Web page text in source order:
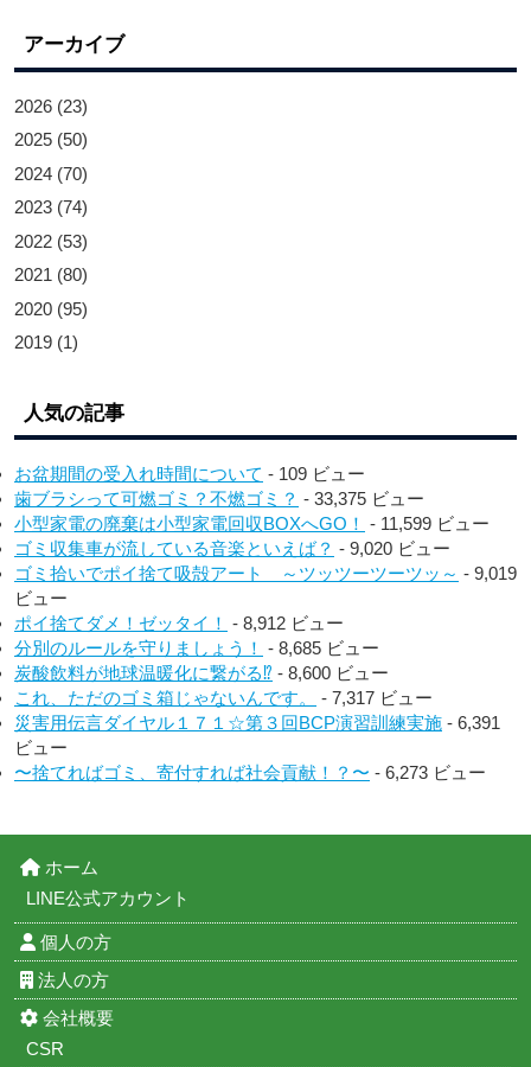
アーカイブ
2026 (23)
2025 (50)
2024 (70)
2023 (74)
2022 (53)
2021 (80)
2020 (95)
2019 (1)
人気の記事
お盆期間の受入れ時間について - 109 ビュー
歯ブラシって可燃ゴミ？不燃ゴミ？ - 33,375 ビュー
小型家電の廃棄は小型家電回収BOXへGO！ - 11,599 ビュー
ゴミ収集車が流している音楽といえば？ - 9,020 ビュー
ゴミ拾いでポイ捨て吸殻アート ～ツッツーツーツッ～ - 9,019
ビュー
ポイ捨てダメ！ゼッタイ！ - 8,912 ビュー
分別のルールを守りましょう！ - 8,685 ビュー
炭酸飲料が地球温暖化に繋がる⁉︎ - 8,600 ビュー
これ、ただのゴミ箱じゃないんです。
- 7,317 ビュー
災害用伝言ダイヤル１７１☆第３回BCP演習訓練実施 - 6,391
ビュー
〜捨てればゴミ、寄付すれば社会貢献！？〜 - 6,273 ビュー
ホーム
LINE公式アカウント
個人の方
法人の方
会社概要
CSR